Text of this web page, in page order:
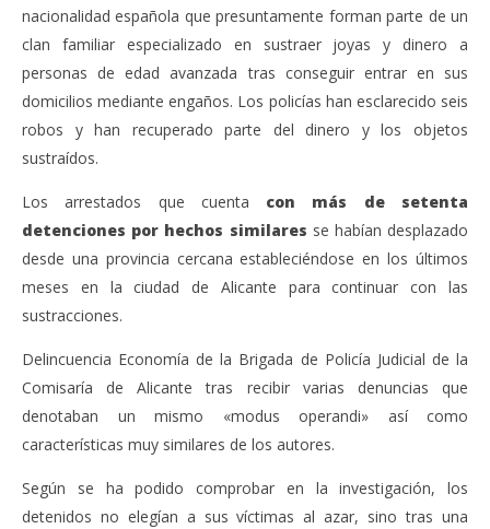
nacionalidad española que presuntamente forman parte de un
clan familiar especializado en sustraer joyas y dinero a
personas de edad avanzada tras conseguir entrar en sus
domicilios mediante engaños. Los policías han esclarecido seis
robos y han recuperado parte del dinero y los objetos
sustraídos.
Los arrestados que cuenta con más de setenta
detenciones por hechos similares se habían desplazado
desde una provincia cercana estableciéndose en los últimos
meses en la ciudad de Alicante para continuar con las
sustracciones.
Delincuencia Economía de la Brigada de Policía Judicial de la
Comisaría de Alicante tras recibir varias denuncias que
denotaban un mismo «modus operandi» así como
características muy similares de los autores.
Según se ha podido comprobar en la investigación, los
detenidos no elegían a sus víctimas al azar, sino tras una